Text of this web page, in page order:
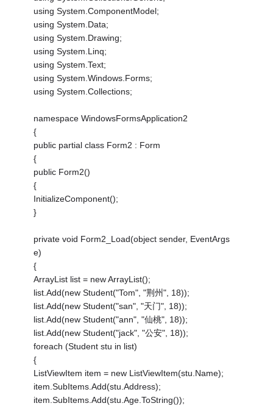
using System.ComponentModel;
using System.Data;
using System.Drawing;
using System.Linq;
using System.Text;
using System.Windows.Forms;
using System.Collections;
namespace WindowsFormsApplication2
{
public partial class Form2 : Form
{
public Form2()
{
InitializeComponent();
}
private void Form2_Load(object sender, EventArgs
e)
{
ArrayList list = new ArrayList();
list.Add(new Student("Tom", "荆州", 18));
list.Add(new Student("san", "天门", 18));
list.Add(new Student("ann", "仙桃", 18));
list.Add(new Student("jack", "公安", 18));
foreach (Student stu in list)
{
ListViewItem item = new ListViewItem(stu.Name);
item.SubItems.Add(stu.Address);
item.SubItems.Add(stu.Age.ToString());